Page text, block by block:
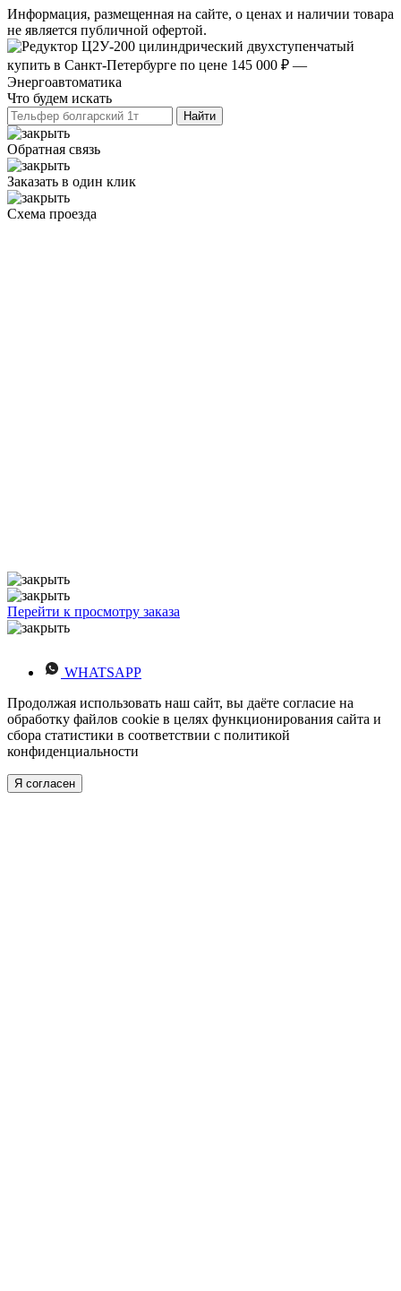
Информация, размещенная на сайте, о ценах и наличии товара
не является публичной офертой.
Что будем искать
Обратная связь
Заказать в один клик
Схема проезда
Перейти к просмотру заказа
WHATSAPP
Продолжая использовать наш сайт, вы даёте согласие на
обработку файлов cookie в целях функционирования сайта и
сбора статистики в соответствии с политикой
конфиденциальности
Я согласен